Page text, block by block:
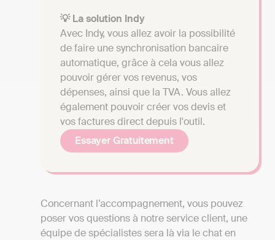
💡 La solution Indy
Avec Indy, vous allez avoir la possibilité
de faire une synchronisation bancaire
automatique, grâce à cela vous allez
pouvoir gérer vos revenus, vos
dépenses, ainsi que la TVA. Vous allez
également pouvoir créer vos devis et
vos factures direct depuis l'outil.
Essayer Gratuitement
Concernant l’accompagnement, vous pouvez
poser vos questions à notre service client, une
équipe de spécialistes sera là via le chat en